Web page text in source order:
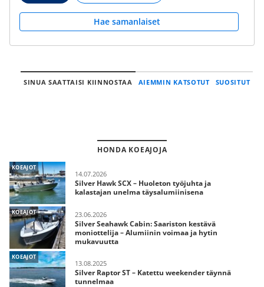
Hae samanlaiset
SINUA SAATTAISI KIINNOSTAA AIEMMIN KATSOTUT SUOSITUT
HONDA KOEAJOJA
KOEAJOT
14.07.2026
Silver Hawk SCX – Huoleton työjuhta ja
kalastajan unelma täysalumiinisena
KOEAJOT 23.06.2026
Silver Seahawk Cabin: Saariston kestävä
moniottelija – Alumiinin voimaa ja hytin
mukavuutta
KOEAJOT
13.08.2025
Silver Raptor ST – Katettu weekender täynnä
tunnelmaa